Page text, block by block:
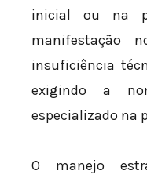
inicial ou na
manifestação
insuficiência
exigindo a
especializado na
O manejo